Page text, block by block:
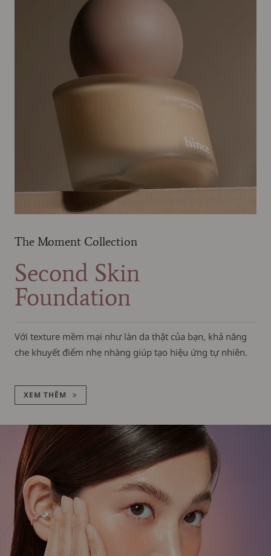
The Moment Collection
Second Skin
Foundation
Với texture mềm mại như làn da thật của bạn, khả năng
che khuyết điểm nhẹ nhàng giúp tạo hiệu ứng tự nhiên.
XEM THÊM